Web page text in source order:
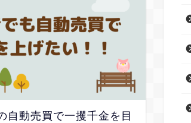
自動売買で一攫千金を目